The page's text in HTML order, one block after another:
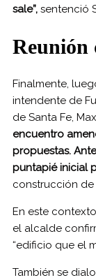
sale”, sentenció
Reunión
Finalmente,
intendente de
de Santa Fe,
encuentro
propuestas.
puntapié inicial
construcción de
En este
el alcalde
“edificio que el
También se